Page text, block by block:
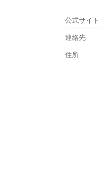
公式サイト
連絡先
住所